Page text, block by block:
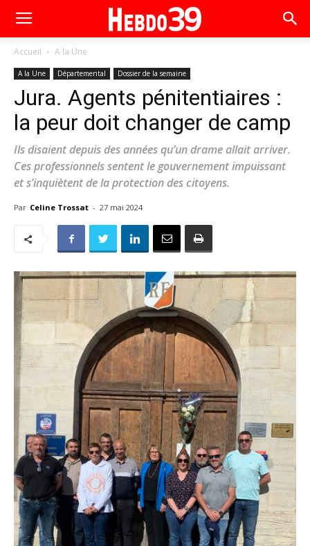
Accueil A la Une
A la Une Départemental Dossier de la semaine
Jura. Agents pénitentiaires :
la peur doit changer de camp
Ils disaient depuis des années qu’un drame allait arriver.
Ces professionnels sentent le gouvernement impuissant
et s’inquiètent de la protection des citoyens.
Par Celine Trossat - 27 mai 2024